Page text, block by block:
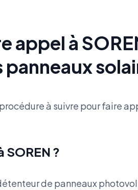
appel à
à suivre pour faire
SOREN ?
de panneaux